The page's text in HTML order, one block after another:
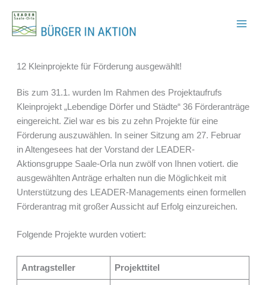
Inhalt
springen
12 Kleinprojekte für Förderung ausgewählt!
Bis zum 31.1. wurden Im Rahmen des Projektaufrufs
Kleinprojekt „Lebendige Dörfer und Städte“ 36 Förderanträge
eingereicht. Ziel war es bis zu zehn Projekte für eine
Förderung auszuwählen. In seiner Sitzung am 27. Februar
in Altengesees hat der Vorstand der LEADER-
Aktionsgruppe Saale-Orla nun zwölf von Ihnen votiert. die
ausgewählten Anträge erhalten nun die Möglichkeit mit
Unterstützung des LEADER-Managements einen formellen
Förderantrag mit großer Aussicht auf Erfolg einzureichen.
Folgende Projekte wurden votiert:
Antragsteller Projekttitel